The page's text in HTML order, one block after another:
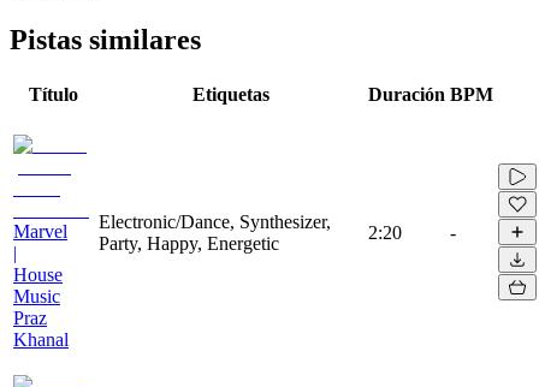
Pistas similares
Título Etiquetas Duración BPM
Marvel
|
House
Music
Praz
Khanal
Electronic/Dance, Synthesizer,
Party, Happy, Energetic
2:20 -